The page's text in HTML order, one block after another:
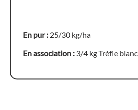
En pur : 25/30 kg/ha
En association : 3/4 kg Trèfle blanc